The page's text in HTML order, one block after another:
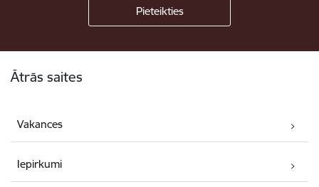
Ātrās saites
Vakances
Iepirkumi